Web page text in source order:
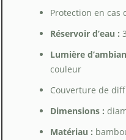
Protection en cas
Réservoir d’eau :
Lumière
couleur
Couverture de
Dimensions :
Matériau :